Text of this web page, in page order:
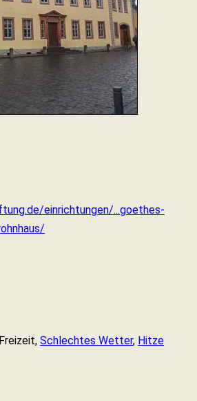
einrichtungen/...goethes-
Schlechtes Wetter, Hitze